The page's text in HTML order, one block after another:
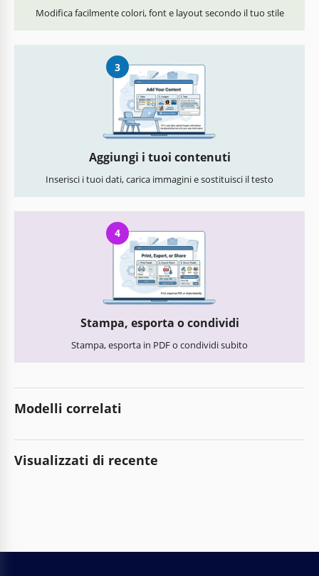
Modifica facilmente colori, font e layout secondo il tuo stile
3
Aggiungi i tuoi contenuti
Inserisci i tuoi dati, carica immagini e sostituisci il testo
4
Stampa, esporta o condividi
Stampa, esporta in PDF o condividi subito
Modelli correlati
Visualizzati di recente